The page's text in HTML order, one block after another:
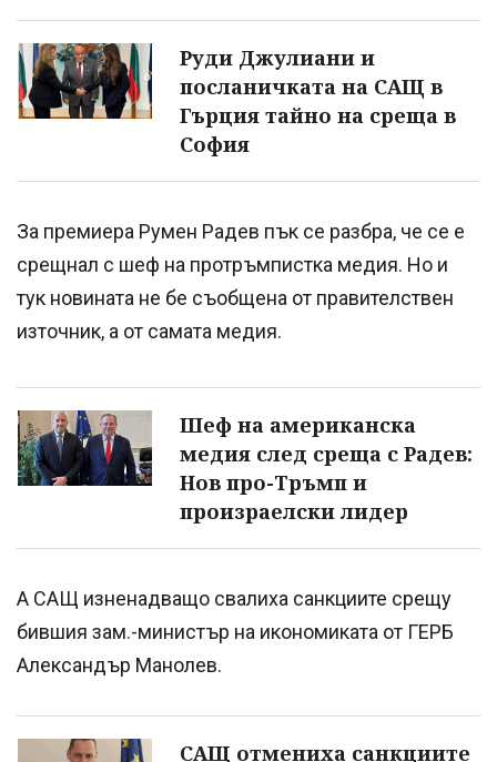
Руди Джулиани и
посланичката на САЩ в
Гърция тайно на среща в
София
За премиера Румен Радев пък се разбра, че се е
срещнал с шеф на протръмпистка медия. Но и
тук новината не бе съобщена от правителствен
източник, а от самата медия.
Шеф на американска
медия след среща с Радев:
Нов про-Тръмп и
произраелски лидер
А САЩ изненадващо свалиха санкциите срещу
бившия зам.-министър на икономиката от ГЕРБ
Александър Манолев.
САЩ отмениха санкциите